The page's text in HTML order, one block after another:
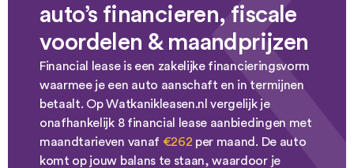
auto’s financieren, fiscale
voordelen & maandprijzen
Financial lease is een zakelijke financieringsvorm
waarmee je een auto aanschaft en in termijnen
betaalt. Op Watkanikleasen.nl vergelijk je
onafhankelijk 8 financial lease aanbiedingen met
maandtarieven vanaf €262 per maand. De auto
komt op jouw balans te staan, waardoor je